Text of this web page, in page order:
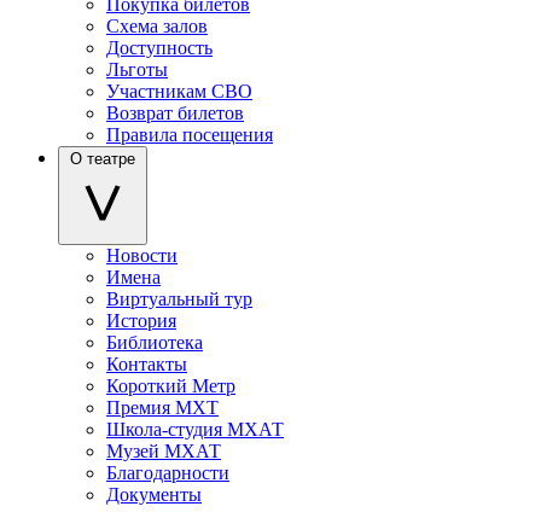
Покупка билетов
Схема залов
Доступность
Льготы
Участникам СВО
Возврат билетов
Правила посещения
О театре
Новости
Имена
Виртуальный тур
История
Библиотека
Контакты
Короткий Метр
Премия МХТ
Школа-студия МХАТ
Музей МХАТ
Благодарности
Документы